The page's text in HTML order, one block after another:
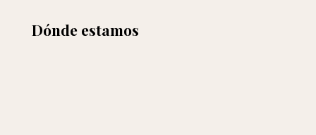
Dónde estamos